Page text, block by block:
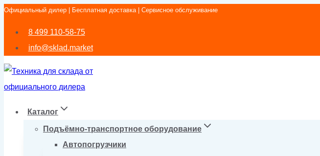
Перейти
Официальный дилер | Бесплатная доставка | Сервисное обслуживание
8 499 110-58-75
info@sklad.market
Каталог
Подъёмно-транспортное оборудование
Автопогрузчики